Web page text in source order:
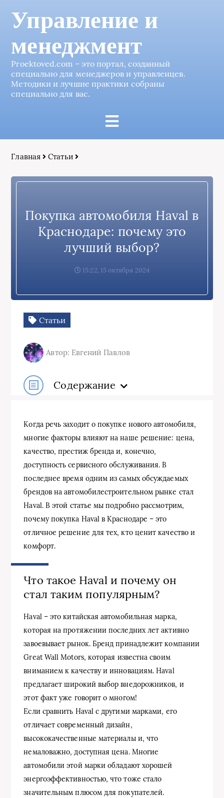
Управление и
менеджмент
Proektoved.com – это портал, созданный
специально для менеджеров и управленцев.
Методики и лучшие практики собраны
специально для вас.
Главная Статьи
Покупка автомобиля Haval в
Краснодаре: почему это
лучший выбор?
15:22, 15 октября 2024
Статьи
Автор: Евгений Павлов
Содержание
Когда речь заходит о покупке нового автомобиля,
многие факторы влияют на наше решение: цена,
качество, престиж бренда и, конечно,
доступность сервисного обслуживания. В
последнее время одним из самых обсуждаемых
брендов на автомобилестроительном рынке стал
Haval. В этой статье мы подробно рассмотрим,
почему покупка Haval в Краснодаре – это
отличное решение для тех, кто ценит качество и
комфорт.
Что такое Haval и почему он
стал таким популярным?
Haval – это китайская автомобильная марка,
которая на протяжении последних лет активно
завоевывает рынок. Бренд принадлежит компании
Great Wall Motors, которая известна своим
вниманием к качеству и инновациям. Haval
предлагает широкий выбор внедорожников, и
этот факт уже говорит о многом!
Если сравнить Haval с другими марками, его
отличает современный дизайн,
высококачественные материалы и, что
немаловажно, доступная цена. Многие
автомобили этой марки обладают хорошей
энергоэффективностью, что тоже стало
значительным плюсом для покупателей.